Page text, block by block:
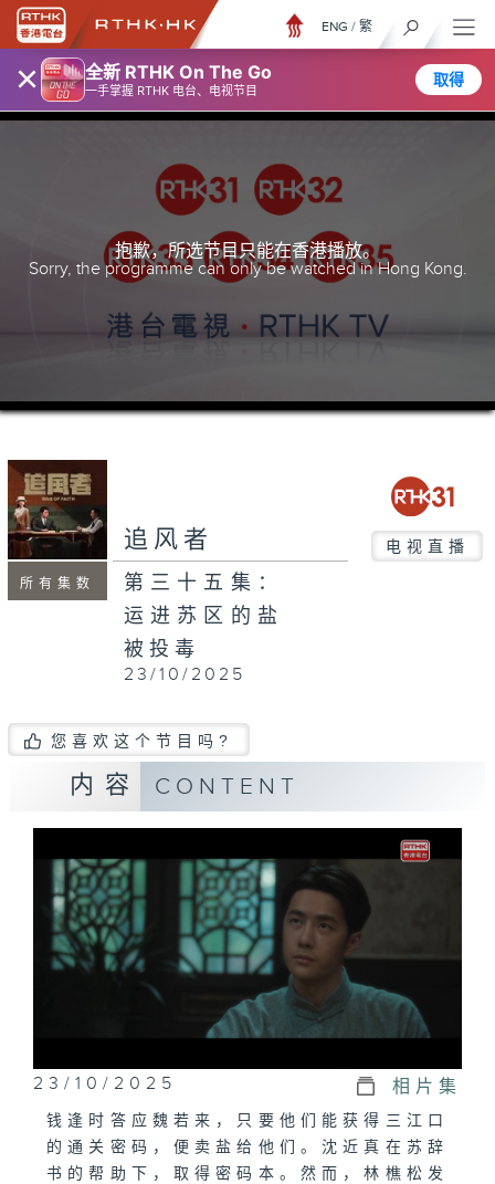
× 全新 RTHK On The Go
一手掌握 RTHK 电台、电视节目
取得
ENG / 繁
抱歉，所选节目只能在香港播放。
Sorry, the programme can only be watched in Hong Kong.
所有集数
追风者 电视直播
第三十五集：
运进苏区的盐
被投毒
23/10/2025
您喜欢这个节目吗?
内容 CONTENT
23/10/2025 相片集
钱逢时答应魏若来，只要他们能获得三江口
的通关密码，便卖盐给他们。沈近真在苏辞
书的帮助下，取得密码本。然而，林樵松发